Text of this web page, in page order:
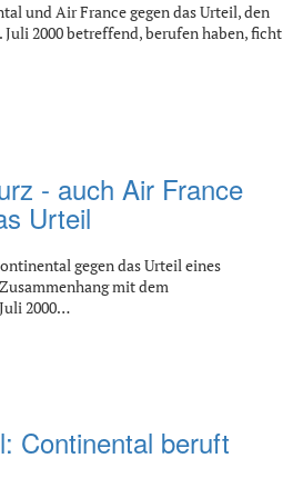
und Air France gegen das Urteil, den
2000 betreffend, berufen haben, ficht
- auch Air France
Urteil
gegen das Urteil eines
mit dem
2000…
Continental beruft